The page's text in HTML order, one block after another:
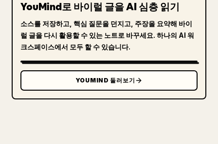
YouMind로 바이럴 글을 AI 심층 읽기
소스를 저장하고, 핵심 질문을 던지고, 주장을 요약해 바이
럴 글을 다시 활용할 수 있는 노트로 바꾸세요. 하나의 AI 워
크스페이스에서 모두 할 수 있습니다.
YOUMIND 둘러보기